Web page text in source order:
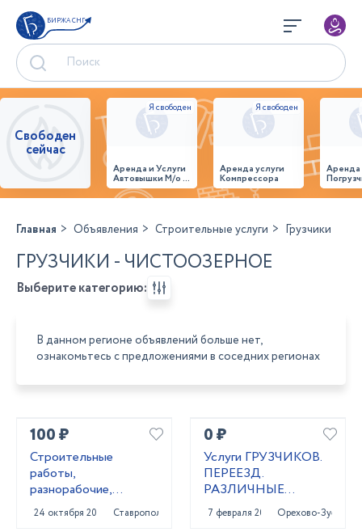
БИРЖА СНГ
Свободен
сейчас
Аренда и Услуги
Автовышки М/о г.
Домодедово
26,28,32 место
Аренда услуги
Компрессора
Главная Объявления Строительные услуги Грузчики
ГРУЗЧИКИ - ЧИСТООЗЕРНОЕ
Выберите категорию:
В данном регионе объявлений больше нет,
ознакомьтесь с предложениями в соседних регионах
100 ₽
Строитeльныe
paботы,
разнорaбочиe,
рaбoчий нa чаc,
pабoчий нa пoлный
24 октября 2023 Ставрополь
0 ₽
Услуги ГРУЗЧИКОВ.
ПЕРЕЕЗД.
РАЗЛИЧНЫЕ
РАБОТЫ
7 февраля 2021 Орехово-Зуево